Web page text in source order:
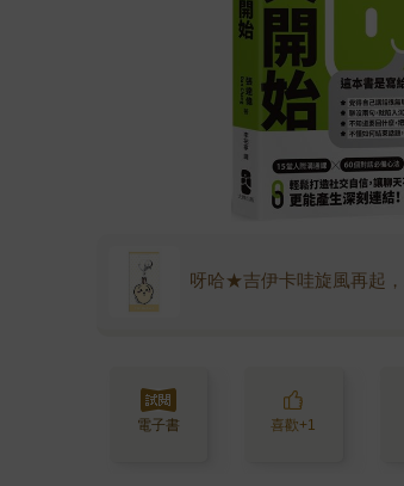
呀哈★吉伊卡哇旋風再起
電子書 喜歡+1